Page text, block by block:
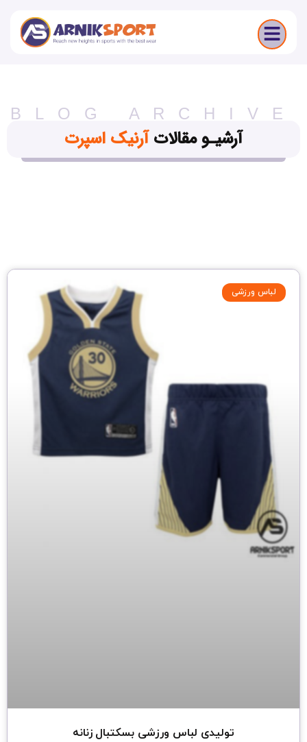
BLOG ARCHIVE
آرشیـو مقالاتآرنیک اسپرت
لباس ورزشی
تولیدی لباس ورزشی بسکتبال زنانه